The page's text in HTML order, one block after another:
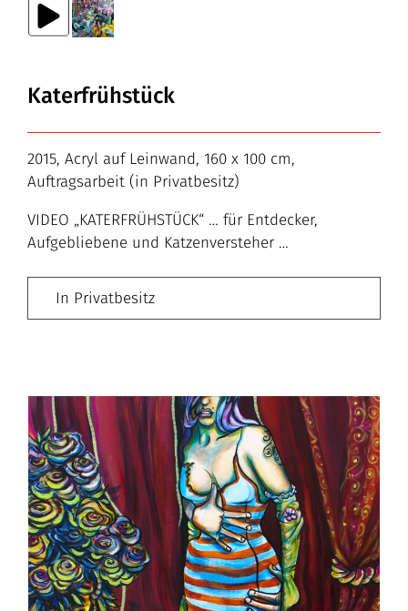
Katerfrühstück
2015, Acryl auf Leinwand, 160 x 100 cm,
Auftragsarbeit (in Privatbesitz)
VIDEO „KATERFRÜHSTÜCK“ … für Entdecker,
Aufgebliebene und Katzenversteher …
In Privatbesitz